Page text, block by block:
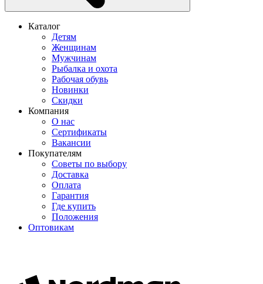
Каталог
Детям
Женщинам
Мужчинам
Рыбалка и охота
Рабочая обувь
Новинки
Скидки
Компания
О нас
Сертификаты
Вакансии
Покупателям
Советы по выбору
Доставка
Оплата
Гарантия
Где купить
Положения
Оптовикам